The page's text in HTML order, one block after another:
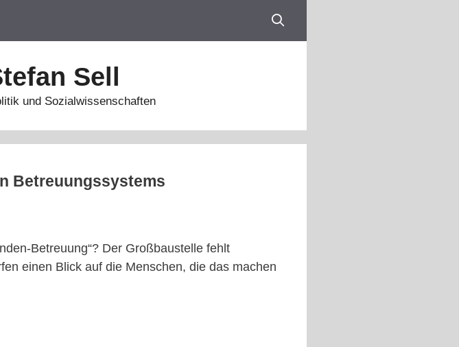
Sell
und Sozialwissenschaften
Betreuungssystems
Betreuung“? Der Großbaustelle fehlt
einen Blick auf die Menschen, die das machen